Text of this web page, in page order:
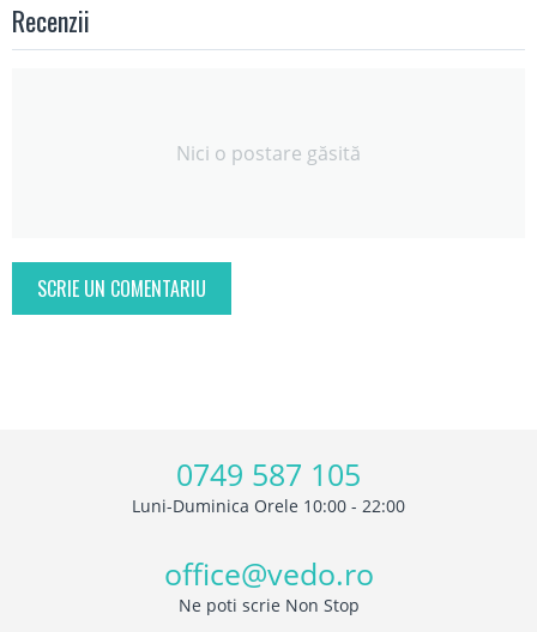
Recenzii
Nici o postare găsită
SCRIE UN COMENTARIU
0749 587 105
Luni-Duminica Orele 10:00 - 22:00
office@vedo.ro
Ne poti scrie Non Stop